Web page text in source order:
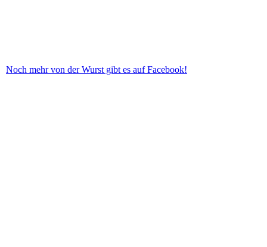
Noch mehr von der Wurst gibt es auf Facebook!